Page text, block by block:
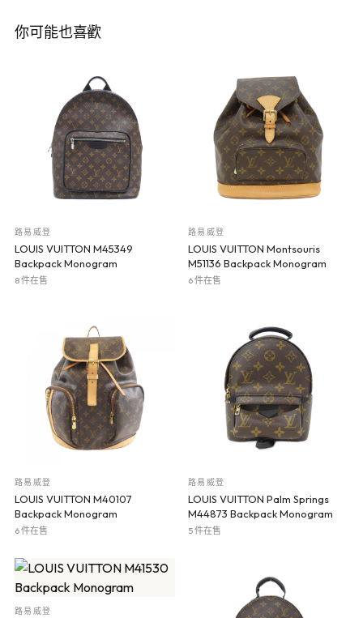
你可能也喜歡
路易威登
LOUIS VUITTON M45349
Backpack Monogram
8 件在售
路易威登
LOUIS VUITTON Montsouris
M51136 Backpack Monogram
6 件在售
路易威登
LOUIS VUITTON M40107
Backpack Monogram
6 件在售
路易威登
LOUIS VUITTON Palm Springs
M44873 Backpack Monogram
5 件在售
路易威登